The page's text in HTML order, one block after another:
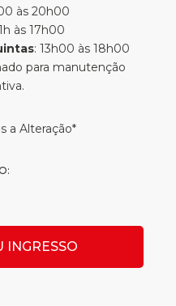
às 20h00
às 17h00
: 13h00 às 18h00
para manutenção
a Alteração*
INGRESSO